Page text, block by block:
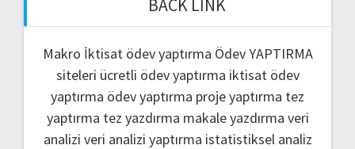
BACK LINK
Makro İktisat ödev yaptırma Ödev YAPTIRMA
siteleri ücretli ödev yaptırma iktisat ödev
yaptırma ödev yaptırma proje yaptırma tez
yaptırma tez yazdırma makale yazdırma veri
analizi veri analizi yaptırma istatistiksel analiz